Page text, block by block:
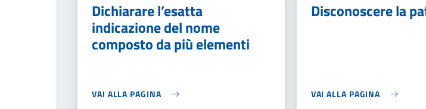
Dichiarare l’esatta
indicazione del nome
composto da più elementi
VAI ALLA PAGINA
Disconoscere la
VAI ALLA PAGINA